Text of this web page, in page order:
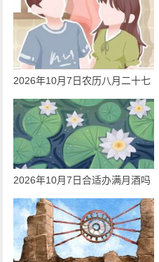
2026年10月7日农历八月二十七
可以出嫁吗 今日出嫁好吗
2026年10月7日合适办满月酒吗
今日黄历查询